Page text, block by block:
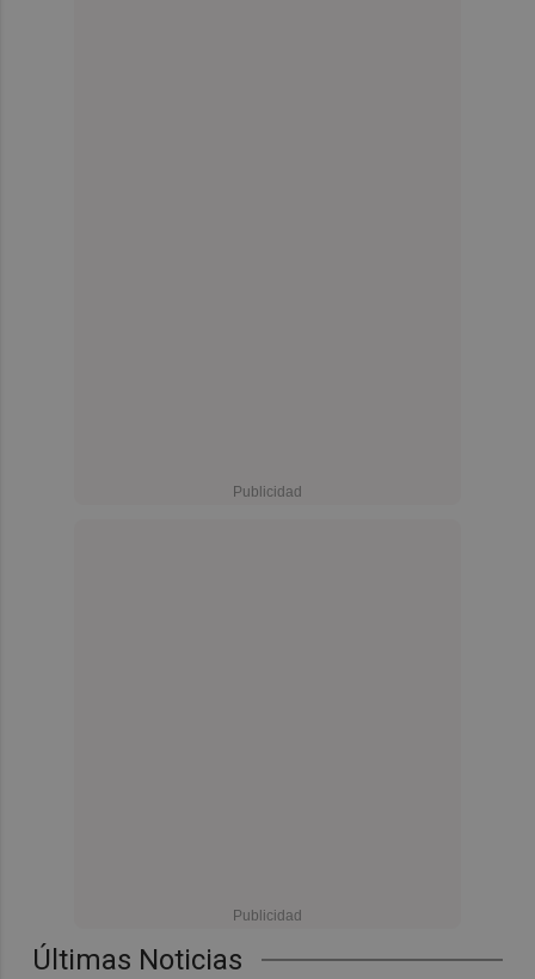
Últimas Noticias